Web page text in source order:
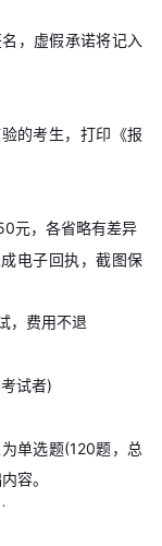
，虚假承诺将记入
的考生，打印《报
元，各省略有差异
电子回执，截图保
，费用不退
试者)
单选题(120题，总
容。